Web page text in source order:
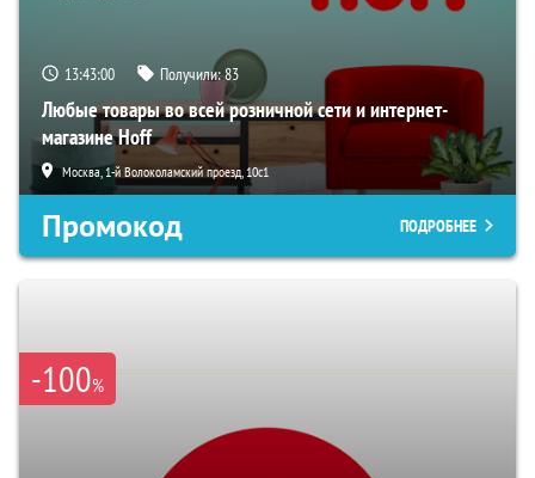
13:42:59 Получили:83
Любые товары во всей розничной сети и интернет-
магазине Hoff
Москва, 1-й Волоколамский проезд, 10с1
Промокод ПОДРОБНЕЕ
-100%